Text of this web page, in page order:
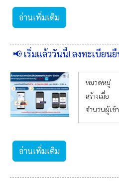
อ่านเพิ่มเติม
📢 เริ่มแล้ววันนี้! ลงทะเบียน
หมวดหมู่
สร้างเมื่อ
จำนวนผู้เข้
อ่านเพิ่มเติม